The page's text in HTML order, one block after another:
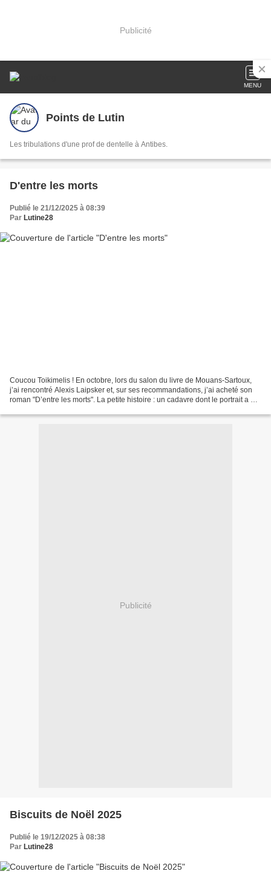
Publicité
MENU
Points de Lutin
Les tribulations d'une prof de dentelle à Antibes.
D'entre les morts
Publié le 21/12/2025 à 08:39
Par Lutine28
Coucou Toikimelis ! En octobre, lors du salon du livre de Mouans-Sartoux,
j’ai rencontré Alexis Laipsker et, sur ses recommandations, j’ai acheté son
roman "D’entre les morts". La petite histoire : un cadavre dont le portrait a été
Publicité
Biscuits de Noël 2025
Publié le 19/12/2025 à 08:38
Par Lutine28